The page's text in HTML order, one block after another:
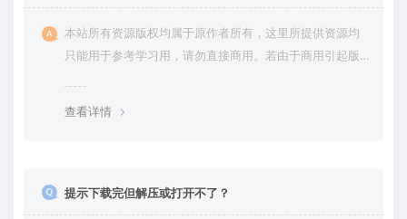
本站所有资源版权均属于原作者所有，这里所提供资源均
只能用于参考学习用，请勿直接商用。若由于商用引起版
查看详情
提示下载完但解压或打开不了？